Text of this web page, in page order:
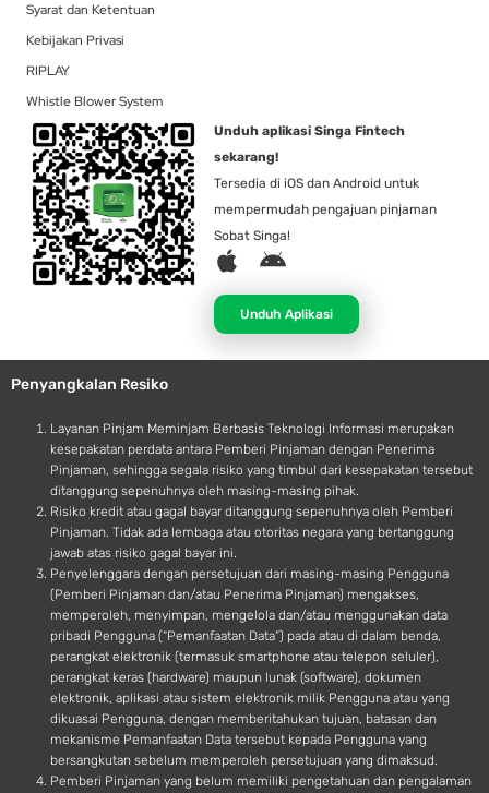
Syarat dan Ketentuan
Kebijakan Privasi
RIPLAY
Whistle Blower System
Unduh aplikasi Singa Fintech
sekarang!
Tersedia di iOS dan Android untuk
mempermudah pengajuan pinjaman
Sobat Singa!
A
p
l
e
A
d
r
o
d
Unduh Aplikasi
Penyangkalan Resiko
Layanan Pinjam Meminjam Berbasis Teknologi Informasi merupakan
kesepakatan perdata antara Pemberi Pinjaman dengan Penerima
Pinjaman, sehingga segala risiko yang timbul dari kesepakatan tersebut
ditanggung sepenuhnya oleh masing-masing pihak.
Risiko kredit atau gagal bayar ditanggung sepenuhnya oleh Pemberi
Pinjaman. Tidak ada lembaga atau otoritas negara yang bertanggung
jawab atas risiko gagal bayar ini.
Penyelenggara dengan persetujuan dari masing-masing Pengguna
(Pemberi Pinjaman dan/atau Penerima Pinjaman) mengakses,
memperoleh, menyimpan, mengelola dan/atau menggunakan data
pribadi Pengguna (“Pemanfaatan Data”) pada atau di dalam benda,
perangkat elektronik (termasuk smartphone atau telepon seluler),
perangkat keras (hardware) maupun lunak (software), dokumen
elektronik, aplikasi atau sistem elektronik milik Pengguna atau yang
dikuasai Pengguna, dengan memberitahukan tujuan, batasan dan
mekanisme Pemanfaatan Data tersebut kepada Pengguna yang
bersangkutan sebelum memperoleh persetujuan yang dimaksud.
Pemberi Pinjaman yang belum memiliki pengetahuan dan pengalaman